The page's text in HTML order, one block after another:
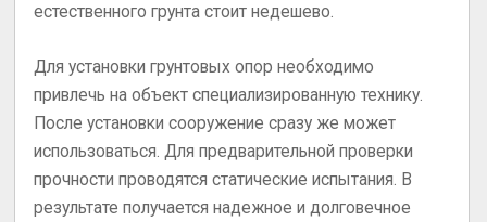
естественного грунта стоит недешево.
Для установки грунтовых опор необходимо
привлечь на объект специализированную технику.
После установки сооружение сразу же может
использоваться. Для предварительной проверки
прочности проводятся статические испытания. В
результате получается надежное и долговечное